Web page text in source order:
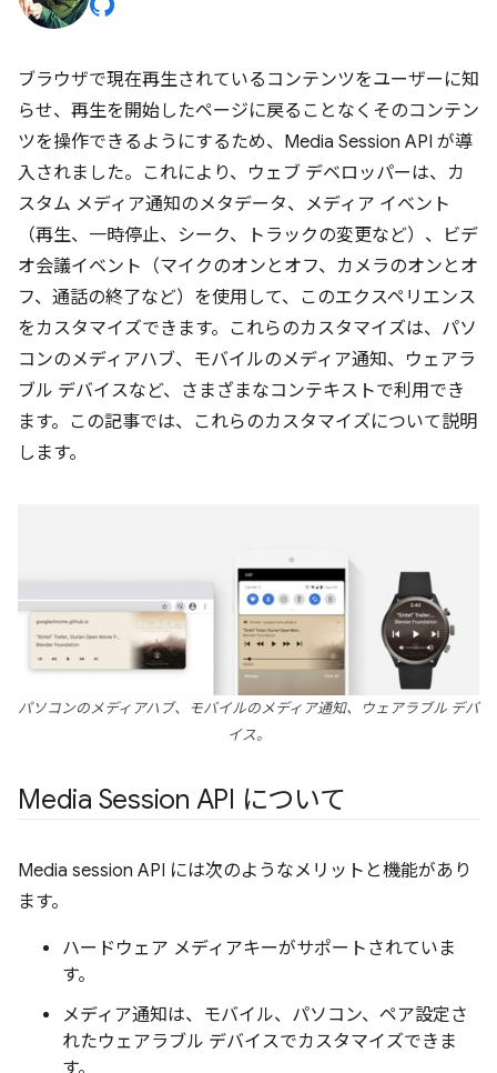
ブラウザで現在再生されているコンテンツをユーザーに知
らせ、再生を開始したページに戻ることなくそのコンテン
ツを操作できるようにするため、Media Session API が導
入されました。これにより、ウェブ デベロッパーは、カ
スタム メディア通知のメタデータ、メディア イベント
（再生、一時停止、シーク、トラックの変更など）、ビデ
オ会議イベント（マイクのオンとオフ、カメラのオンとオ
フ、通話の終了など）を使用して、このエクスペリエンス
をカスタマイズできます。これらのカスタマイズは、パソ
コンのメディアハブ、モバイルのメディア通知、ウェアラ
ブル デバイスなど、さまざまなコンテキストで利用でき
ます。この記事では、これらのカスタマイズについて説明
します。
パソコンのメディアハブ、モバイルのメディア通知、ウェアラブル デバ
イス。
Media Session API について
Media session API には次のようなメリットと機能があり
ます。
ハードウェア メディアキーがサポートされていま
す。
メディア通知は、モバイル、パソコン、ペア設定さ
れたウェアラブル デバイスでカスタマイズできま
す。